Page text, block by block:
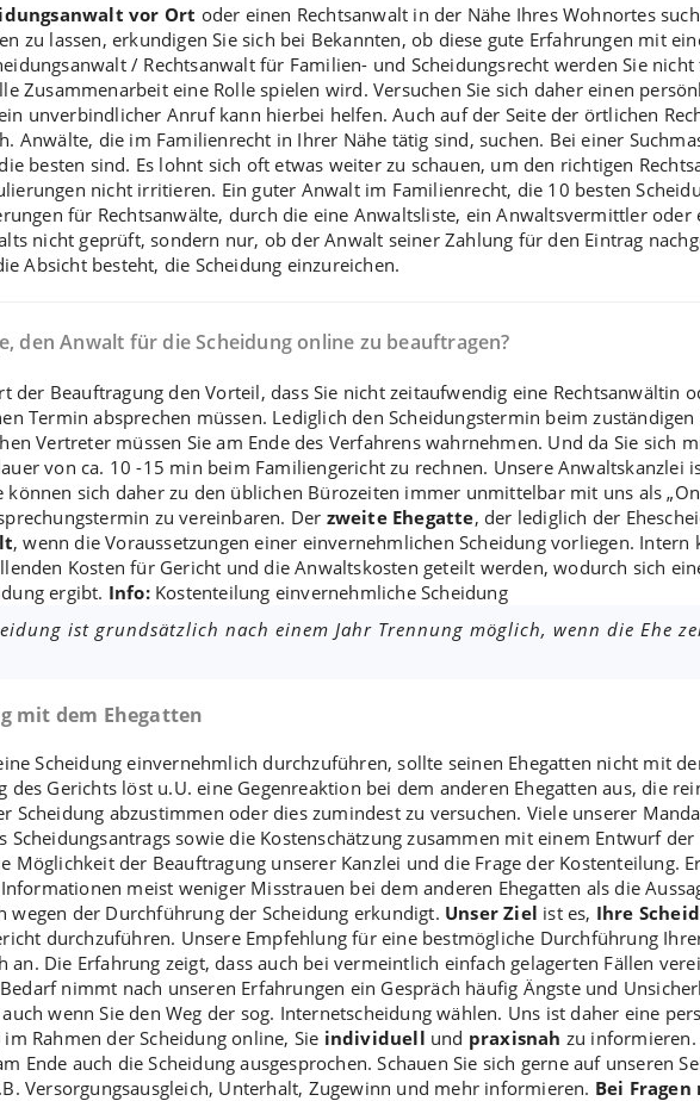
vor Ort oder einen Rechtsanwalt in der Nähe Ihres Wohnortes
zu lassen, erkundigen Sie sich bei Bekannten, ob diese gute Erfahrungen mit
/ Rechtsanwalt für Familien- und Scheidungsrecht werden Sie
Zusammenarbeit eine Rolle spielen wird. Versuchen Sie sich daher einen
unverbindlicher Anruf kann hierbei helfen. Auch auf der Seite der örtlichen
Anwälte, die im Familienrecht in Ihrer Nähe tätig sind, suchen. Bei einer
besten sind. Es lohnt sich oft etwas weiter zu schauen, um den richtigen
nicht irritieren. Ein guter Anwalt im Familienrecht, die 10 besten
für Rechtsanwälte, durch die eine Anwaltsliste, ein Anwaltsvermittler
nicht geprüft, sondern nur, ob der Anwalt seiner Zahlung für den Eintrag
Absicht besteht, die Scheidung einzureichen.
den Anwalt für die Scheidung online zu beauftragen?
der Beauftragung den Vorteil, dass Sie nicht zeitaufwendig eine Rechtsanwältin
Termin absprechen müssen. Lediglich denScheidungstermin beim
Vertreter müssen Sie am Ende des Verfahrens wahrnehmen. Und da Sie sich
von ca. 10 -15 min beim Familiengericht zu rechnen. Unsere
können sich daher zu den üblichen Bürozeiten immer unmittelbar mit uns als
zu vereinbaren. Der zweite Ehegatte, der lediglich der
, wenn die Voraussetzungen einer einvernehmlichen Scheidungvorliegen. Intern
Kosten für Gericht und dieAnwaltskosten geteilt werden, wodurch sich
ergibt. Info: Kostenteilung einvernehmliche Scheidung
ist grundsätzlich nach einem Jahr Trennung möglich, wenn die Ehe
mit dem Ehegatten
Scheidung einvernehmlich durchzuführen, sollte seinen Ehegatten nicht mit
des Gerichts löst u.U. eine Gegenreaktion bei dem anderen Ehegatten aus, die
Scheidung abzustimmen oder dies zumindest zu versuchen. Viele unserer
Scheidungsantrags sowie die Kostenschätzung zusammen mit einem Entwurf
Möglichkeit der Beauftragung unserer Kanzlei und die Frage der Kostenteilung.
meist weniger Misstrauen bei dem anderen Ehegatten als die
wegen der Durchführung der Scheidung erkundigt. Unser Ziel ist es, Ihre
durchzuführen. Unsere Empfehlung für eine bestmögliche Durchführung
Die Erfahrung zeigt, dass auch bei vermeintlich einfach gelagerten Fällen
nimmt nach unseren Erfahrungen ein Gespräch häufig Ängste und
wenn Sie den Weg der sog. Internetscheidung wählen. Uns ist daher eine
im Rahmen der Scheidung online, Sie individuell und praxisnah zu informieren.
Ende auch die Scheidung ausgesprochen. Schauen Sie sich gerne auf unseren
Versorgungsausgleich, Unterhalt, Zugewinn und mehr informieren. Bei